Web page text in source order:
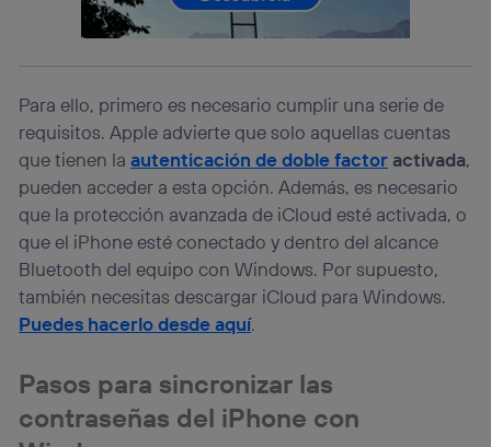
Para ello, primero es necesario cumplir una serie de
requisitos. Apple advierte que solo aquellas cuentas
que tienen laautenticación de doble factor activada,
pueden acceder a esta opción. Además, es necesario
que la protección avanzada de iCloud esté activada, o
que el iPhone esté conectado y dentro del alcance
Bluetooth del equipo con Windows. Por supuesto,
también necesitas descargar iCloud para Windows.
Puedes hacerlo desde aquí.
Pasos para sincronizar las
contraseñas del iPhone con
identificador. Típicamente:
actividades de navegación de los miembros del hogar
que hayan dado su consentimiento.
Si utilizasdatos móviles
, el marketing será más
personalizado, ya que se basará únicamente en la
navegación del usuario del móvil.
Puedes gestionar los consentimientos Utiq seleccionando
“Administrar Utiq” en la parte inferior de esta página web o
visitando el portal de privacidad de Utiq
(“consenthub”). Para más información, consulta
la política de privacidad de Utiq.